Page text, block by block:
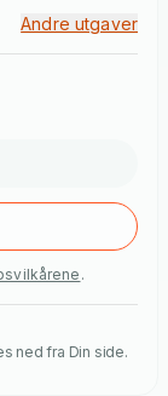
fengselet. Der
sammen
politirazzia på
på ferde.
og den 50 år
saken.
Andre utgaver
.
ned fra Din side.